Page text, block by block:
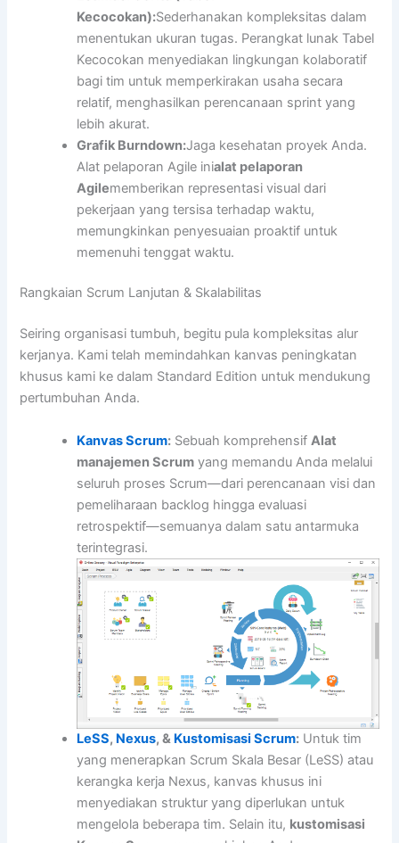
Kecocokan):Sederhanakan kompleksitas dalam
menentukan ukuran tugas. Perangkat lunak Tabel
Kecocokan menyediakan lingkungan kolaboratif
bagi tim untuk memperkirakan usaha secara
relatif, menghasilkan perencanaan sprint yang
lebih akurat.
Grafik Burndown:Jaga kesehatan proyek Anda.
Alat pelaporan Agile inialat pelaporan
Agilememberikan representasi visual dari
pekerjaan yang tersisa terhadap waktu,
memungkinkan penyesuaian proaktif untuk
memenuhi tenggat waktu.
Rangkaian Scrum Lanjutan & Skalabilitas
Seiring organisasi tumbuh, begitu pula kompleksitas alur
kerjanya. Kami telah memindahkan kanvas peningkatan
khusus kami ke dalam Standard Edition untuk mendukung
pertumbuhan Anda.
Kanvas Scrum: Sebuah komprehensifAlat
manajemen Scrum yang memandu Anda melalui
seluruh proses Scrum—dari perencanaan visi dan
pemeliharaan backlog hingga evaluasi
retrospektif—semuanya dalam satu antarmuka
terintegrasi.
LeSS, Nexus, & Kustomisasi Scrum: Untuk tim
yang menerapkan Scrum Skala Besar (LeSS) atau
kerangka kerja Nexus, kanvas khusus ini
menyediakan struktur yang diperlukan untuk
mengelola beberapa tim. Selain itu, kustomisasi